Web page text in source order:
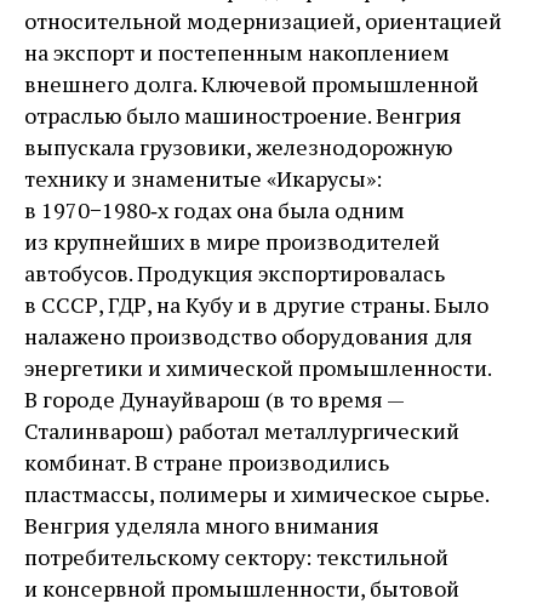
относительной модернизацией, ориентацией
на экспорт и постепенным накоплением
внешнего долга. Ключевой промышленной
отраслью было машиностроение. Венгрия
выпускала грузовики, железнодорожную
технику и знаменитые «Икарусы»:
в 1970−1980‑х годах она была одним
из крупнейших в мире производителей
автобусов. Продукция экспортировалась
в СССР, ГДР, на Кубу и в другие страны. Было
налажено производство оборудования для
энергетики и химической промышленности.
В городе Дунауйварош (в то время — ​
Сталинварош) работал металлургический
комбинат. В стране производились
пластмассы, полимеры и химическое сырье.
Венгрия уделяла много внимания
потребительскому сектору: текстильной
и консервной промышленности, бытовой